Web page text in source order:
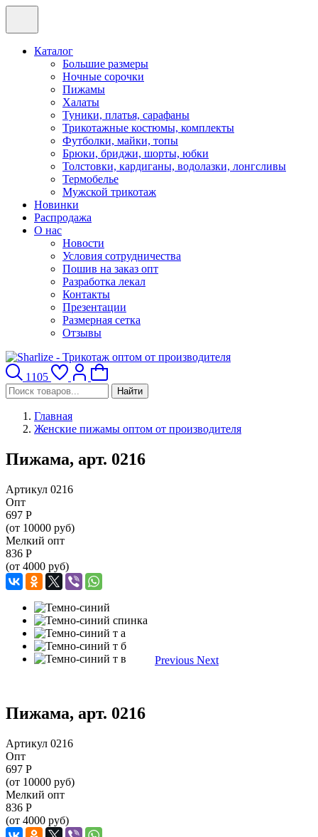
Каталог
Большие размеры
Ночные сорочки
Пижамы
Халаты
Туники, платья, сарафаны
Трикотажные костюмы, комплекты
Футболки, майки, топы
Брюки, бриджи, шорты, юбки
Толстовки, кардиганы, водолазки, лонгсливы
Термобелье
Мужской трикотаж
Новинки
Распродажа
О нас
Новости
Условия сотрудничества
Пошив на заказ опт
Разработка лекал
Контакты
Презентации
Размерная сетка
Отзывы
1105
Найти
Главная
Женские пижамы оптом от производителя
Пижама, арт. 0216
Артикул 0216
Опт
697 Р
(от 10000 руб)
Мелкий опт
836 Р
(от 4000 руб)
Previous Next
Пижама, арт. 0216
Артикул 0216
Опт
697 Р
(от 10000 руб)
Мелкий опт
836 Р
(от 4000 руб)